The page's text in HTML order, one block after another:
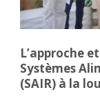
L’approche
Systèmes
(SAIR) à la